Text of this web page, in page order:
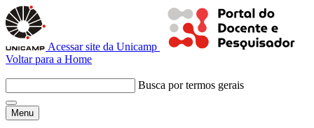
Acessar site da Unicamp
Voltar para a Home
Busca por termos gerais
Menu